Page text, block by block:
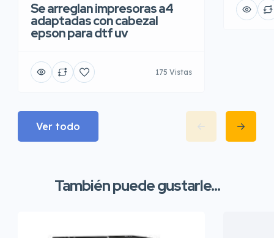
Se arreglan impresoras a4
adaptadas con cabezal
epson para dtf uv
175 Vistas
Ver todo
También puede gustarle...